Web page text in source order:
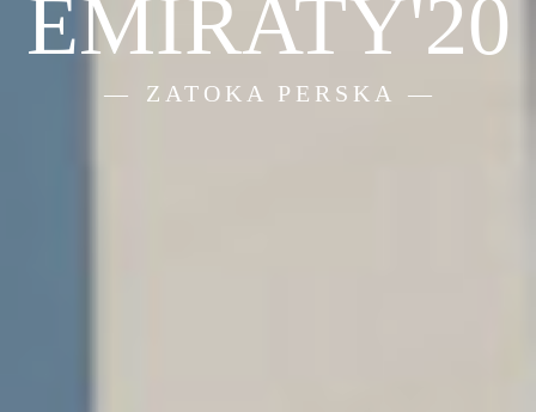
EMIRATY'20
ZATOKA PERSKA